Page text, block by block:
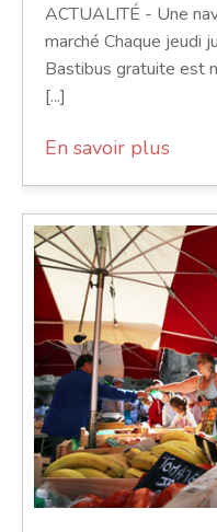
ACTUALITÉ - Une
marché Chaque jeudi
Bastibus gratuite est
[...]
En savoir plus